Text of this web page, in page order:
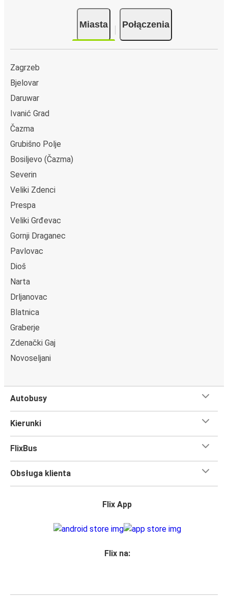
Miasta Połączenia
Zagrzeb
Bjelovar
Daruwar
Ivanić Grad
Čazma
Grubišno Polje
Bosiljevo (Čazma)
Severin
Veliki Zdenci
Prespa
Veliki Grđevac
Gornji Draganec
Pavlovac
Dioš
Narta
Drljanovac
Blatnica
Graberje
Zdenački Gaj
Novoseljani
Autobusy
Kierunki
FlixBus
Obsługa klienta
Flix App
Flix na: